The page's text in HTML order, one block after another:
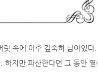
릿 속에 아주 깊숙히 남아있다.
지만 파산한다면 그 동안